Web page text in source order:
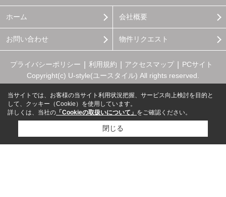
ホーム 会社概要
お問い合わせ 物件リクエスト
プライバシーポリシー 利用規約 アクセスマップ
PCサイト
Copyright(c) U-style(ユースタイル) All rights reserved.
当サイトでは、お客様の当サイト利用状況把握、サービス向上検討を目的と
して、クッキー（Cookie）を使用しています。
詳しくは、当社の 「Cookieの取扱いについて」 をご確認ください。
閉じる